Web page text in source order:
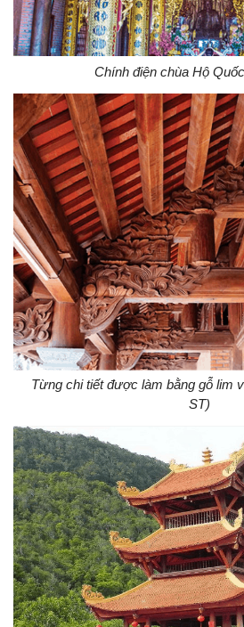
Chính điện chùa Hộ
Từng chi tiết được làm bằng gỗ lim
ST)